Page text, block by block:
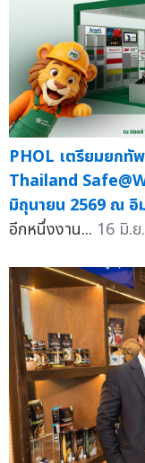
PHOL เตรียมยกทั
Thailand
มิถุนายน 2569 ณ อิ
อีกหนึ่งงาน... 16 มิ.ย.